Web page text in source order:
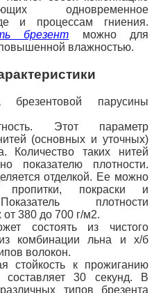
одновременное
и процессам гниения.
брезент можно для
влажностью.
брезентовой парусины
Этот параметр
(основных и уточных)
таких нитей
показателю плотности.
отделкой. Ее можно
покраски и
плотности
от 380 до 700 г/м2.
состоять из чистого
комбинации льна и х/б
волокон.
стойкость к прожиганию
составляет 30 секунд. В
типов брезента